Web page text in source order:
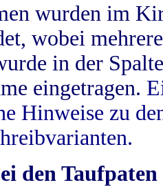
wurden im
wobei
in der
eingetragen.
Hinweise zu
den Taufpaten